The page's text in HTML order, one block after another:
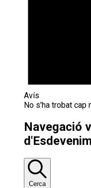
Avís
No s'ha trobat cap
Navegació
Cerca